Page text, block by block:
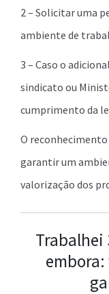
2 – Solicitar uma
ambiente de
3 – Caso o
sindicato ou
cumprimento da
O
garantir um
valorização dos
Trabalhei